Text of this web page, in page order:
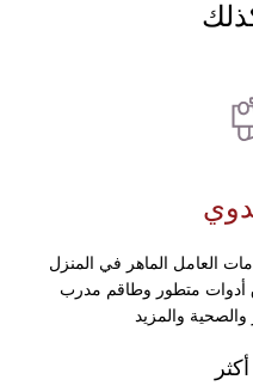
العامل الماهر في المنزل
أدوات متطور وطاقم مدرب